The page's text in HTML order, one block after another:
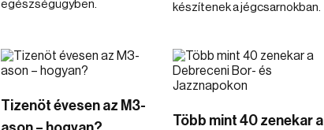
egészségügyben.
készítenek a jégcsarnokban.
Tizenöt évesen az M3-
Több mint 40 zenekar a